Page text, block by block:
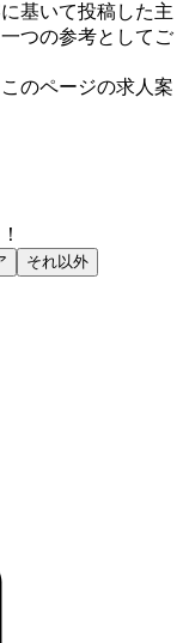
基いて投稿した主
つの参考としてご
のページの求人案
それ以外